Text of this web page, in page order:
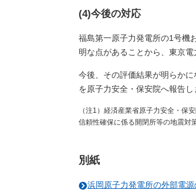
(4)今後の対応
福島第一原子力発電所の1号機
明な点があることから、東京
今後、その評価結果が明らか
を原子力安全・保安院へ報告し
（注1）経済産業省原子力安全・保
信頼性確保に係る開閉所等の地震対
別紙
浜岡原子力発電所の外部電